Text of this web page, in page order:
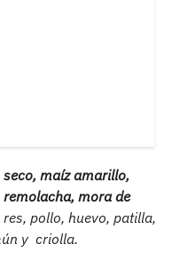
seco, maíz amarillo,
mora de
pollo, huevo, patilla,
y criolla.